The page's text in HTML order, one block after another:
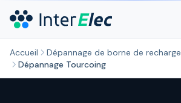
Accueil Dépannage de borne de recharge
Dépannage Tourcoing